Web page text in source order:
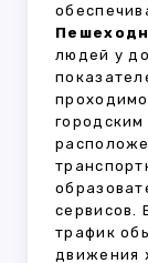
людей у
городским
сервисов.
трафик
движения